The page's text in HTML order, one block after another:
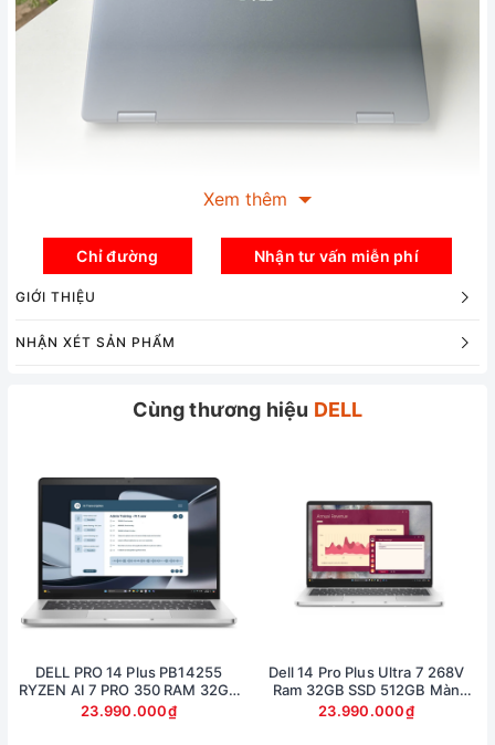
Xem thêm
Chỉ đường Nhận tư vấn miễn phí
GIỚI THIỆU
NHẬN XÉT SẢN PHẨM
Cùng thương hiệu DELL
DELL PRO 14 Plus PB14255
RYZEN AI 7 PRO 350 RAM 32GB
SSD 512GB AMD RADEON 860M
GRAPHICS MÀN 14inch FullHD+
23.990.000₫
Dell 14 Pro Plus Ultra 7 268V
Ram 32GB SSD 512GB Màn
14inch FullHD Touch
23.990.000₫